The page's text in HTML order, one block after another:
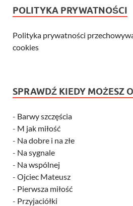
POLITYKA PRYWATNOŚCI
Polityka prywatności
cookies
SPRAWDŹ KIEDY MOŻESZ
- Barwy szczęścia
- M jak miłość
- Na dobre i na złe
- Na sygnale
- Na wspólnej
- Ojciec Mateusz
- Pierwsza miłość
- Przyjaciółki